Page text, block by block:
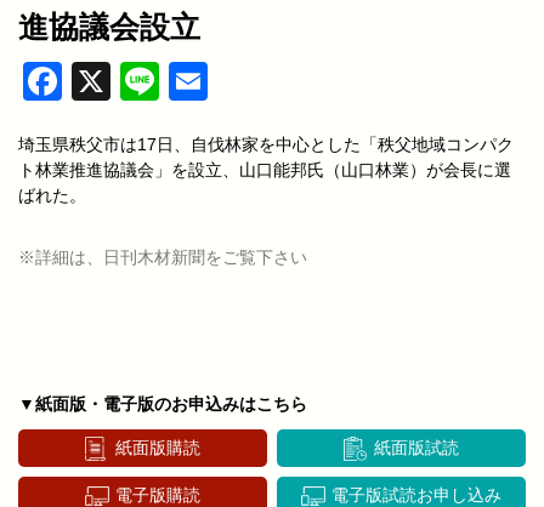
進協議会設立
Facebook
X Line
埼玉県秩父市は17日、自伐林家を中心とした「秩父地域コンパク
ト林業推進協議会」を設立、山口能邦氏（山口林業）が会長に選
ばれた。
※詳細は、日刊木材新聞をご覧下さい
▼紙面版・電子版のお申込みはこちら
紙面版購読 紙面版試読
電子版購読 電子版試読お申し込み